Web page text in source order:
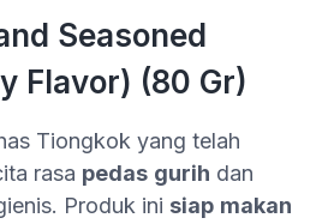
Seasoned
Flavor) (80 Gr)
Tiongkok yang telah
rasa pedas gurih dan
Produk ini siap makan